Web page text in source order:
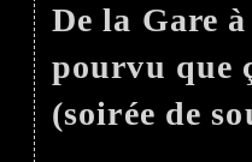
De la Gare
pourvu que
(soirée de